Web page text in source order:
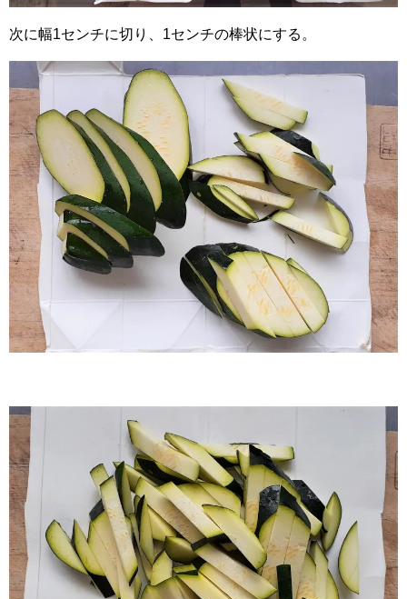
次に幅1センチに切り、1センチの棒状にする。